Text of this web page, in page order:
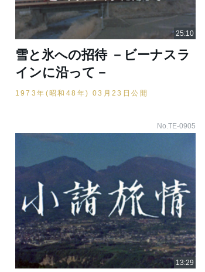
雪と氷への招待 －ビーナスラ
インに沿って－
1973年(昭和48年) 03月23日公開
No.TE-0905